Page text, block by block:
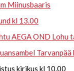
Miinusbaaris
kl 13.00
AEGA OND Lohu
kirikus kl 10.00